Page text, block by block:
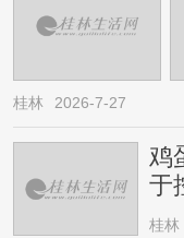
桂林 2026-7-27
鸡
于
→
桂林